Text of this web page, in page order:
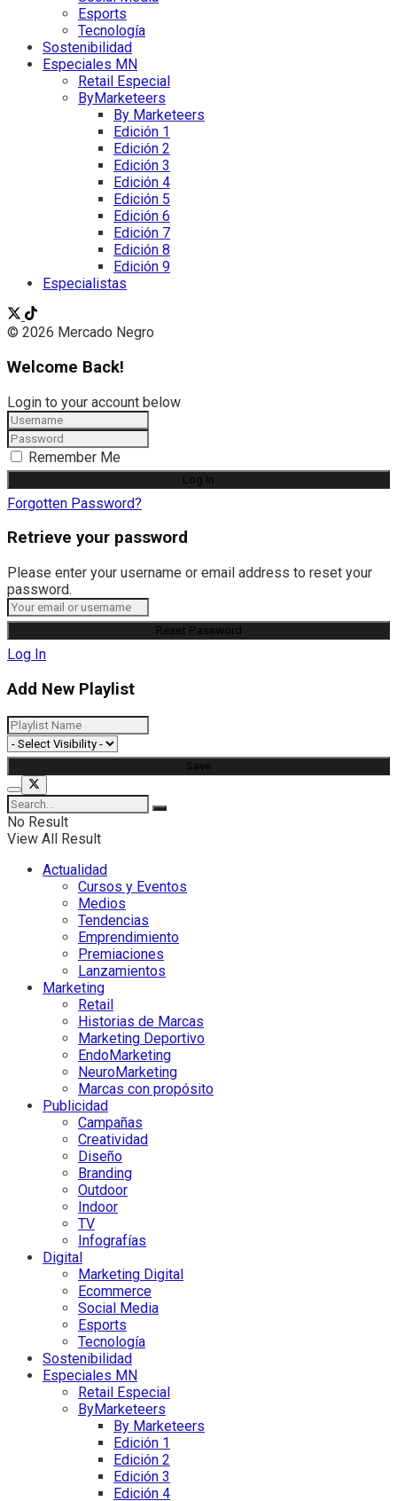
Esports
Tecnología
Sostenibilidad
Especiales MN
Retail Especial
ByMarketeers
By Marketeers
Edición 1
Edición 2
Edición 3
Edición 4
Edición 5
Edición 6
Edición 7
Edición 8
Edición 9
Especialistas
© 2026 Mercado Negro
Welcome Back!
Login to your account below
Remember Me
Forgotten Password?
Retrieve your password
Please enter your username or email address to reset your
password.
Log In
Add New Playlist
No Result
View All Result
Actualidad
Cursos y Eventos
Medios
Tendencias
Emprendimiento
Premiaciones
Lanzamientos
Marketing
Retail
Historias de Marcas
Marketing Deportivo
EndoMarketing
NeuroMarketing
Marcas con propósito
Publicidad
Campañas
Creatividad
Diseño
Branding
Outdoor
Indoor
TV
Infografías
Digital
Marketing Digital
Ecommerce
Social Media
Esports
Tecnología
Sostenibilidad
Especiales MN
Retail Especial
ByMarketeers
By Marketeers
Edición 1
Edición 2
Edición 3
Edición 4